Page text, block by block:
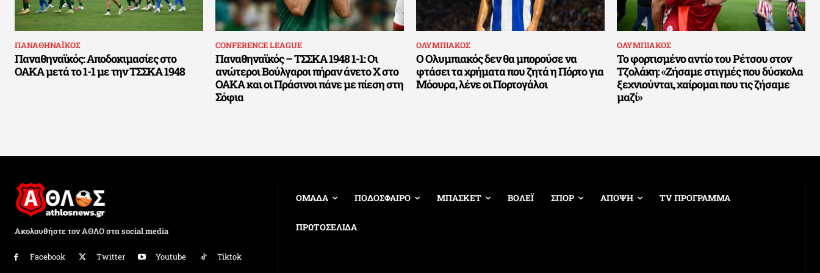
ΠΑΝΑΘΗΝΑΪΚΟΣ
Παναθηναϊκός: Αποδοκιμασίες στο
ΟΑΚΑ μετά το 1-1 με την ΤΣΣΚΑ 1948
CONFERENCE LEAGUE
Παναθηναϊκός – ΤΣΣΚΑ 1948 1-1: Οι
ανώτεροι Βούλγαροι πήραν άνετο Χ στο
ΟΑΚΑ και οι Πράσινοι πάνε με πίεση στη
Σόφια
ΟΛΥΜΠΙΑΚΟΣ
Ο Ολυμπιακός δεν θα μπορούσε να
φτάσει τα χρήματα που ζητά η Πόρτο για
Μόουρα, λένε οι Πορτογάλοι
ΟΛΥΜΠΙΑΚΟΣ
Το φορτισμένο αντίο του Ρέτσου στον
Τζολάκη: «Ζήσαμε στιγμές που δύσκολα
ξεχνιούνται, χαίρομαι που τις ζήσαμε
μαζί»
Ακολουθήστε τον ΑΘΛΟ στα social media
Facebook Twitter Youtube Tiktok
ΟΜΑΔΑ ΠΟΔΟΣΦΑΙΡΟ ΜΠΑΣΚΕΤ ΒΟΛΕΪ ΣΠΟΡ ΑΠΟΨΗ TV ΠΡΟΓΡΑΜΜΑ
ΠΡΩΤΟΣΕΛΙΔΑ